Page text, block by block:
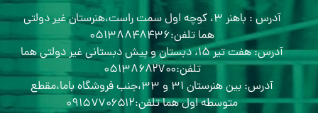
آدرس : باهنر ۳، کوچه اول سمت راست،هنرستان غیر دولتی
هما تلفن:۰۵۱۳۸۸۴۸۴۳۶
آدرس: هفت تیر ۱۵، دبستان و پیش دبستانی غیر دولتی هما
تلفن:۰۵۱۳۸۶۸۲۷۰۰
آدرس: بین هنرستان ۳۱ و ۳۳،جنب فروشگاه باما،مقطع
متوسطه اول هما تلفن:۰۹۱۵۷۷۰۶۵۱۲